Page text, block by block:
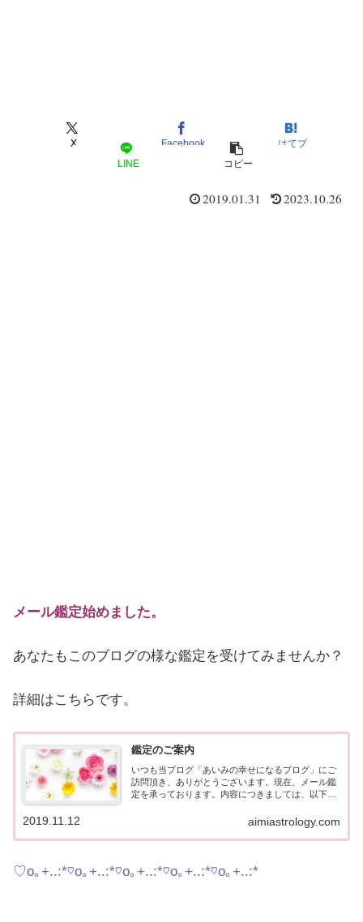
X Facebook
はてブ
LINE
コピー
2019.01.31 2023.10.26
メール鑑定始めました。
あなたもこのブログの様な鑑定を受けてみませんか？
詳細はこちらです。
鑑定のご案内
いつも当ブログ「あいみの幸せになるブログ」にご
訪問頂き、ありがとうございます。現在、メール鑑
定を承っております。内容につきましては、以下の
りまして、鑑定お届けまで通常よりお待たせしてし
aimiastrology.com
2019.11.12
♡o｡+..:*♡o｡+..:*♡o｡+..:*♡o｡+..:*♡o｡+..:*